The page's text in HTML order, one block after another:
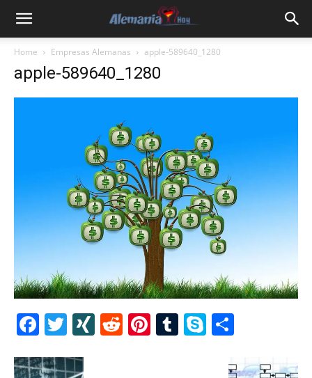
Home Empresas Alemanas apple-589640_1280
apple-589640_1280
Facebook
Twitter
XINGReddit
Pinterest
Tumblr
Skype